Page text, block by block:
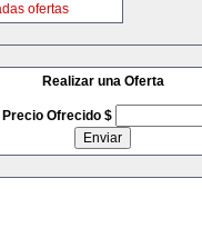
ofertas
Realizar una Oferta
Precio Ofrecido $